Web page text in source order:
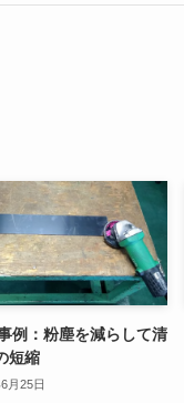
例：粉塵を減らして清
短縮
月25日